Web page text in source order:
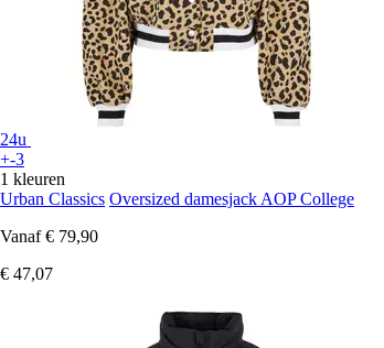
24u
+-3
1 kleuren
Urban Classics Oversized damesjack AOP College
Vanaf € 79,90
€ 47,07